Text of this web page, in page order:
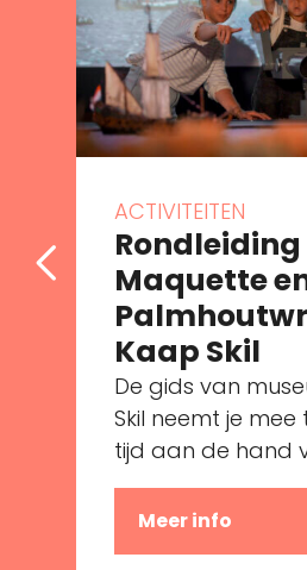
ACTIVITEITEN
Rondleiding
Maquette
Kaap Skil
De gids van
Skil neemt je
tijd aan de hand
Meer info